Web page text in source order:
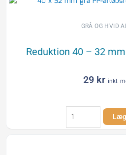
til
GRÅ OG HVID
Reduktion 40 – 32
29 kr inkl.
Reduktion
40
-